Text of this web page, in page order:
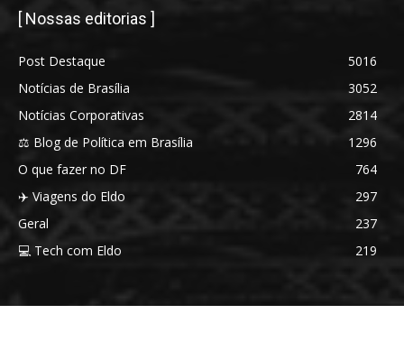
[ Nossas editorias ]
Post Destaque
5016
Notícias de Brasília
3052
Notícias Corporativas
2814
⚖️ Blog de Política em Brasília
1296
O que fazer no DF
764
✈️ Viagens do Eldo
297
Geral
237
💻 Tech com Eldo
219